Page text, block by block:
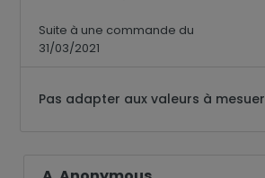
Suite à une commande du
31/03/2021
Pas adapter aux valeurs à mesuer